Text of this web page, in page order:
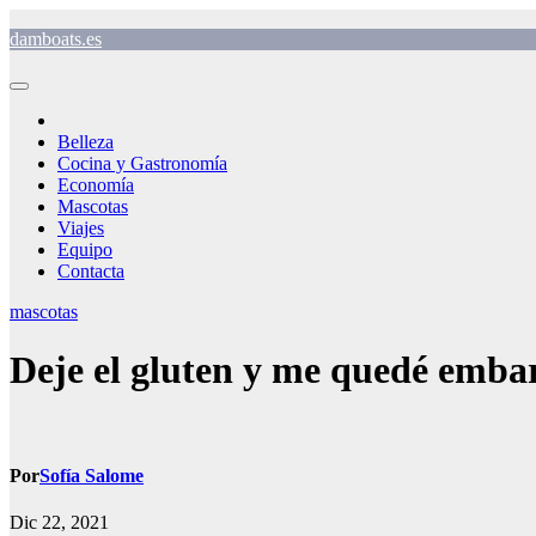
al
damboats.es
Belleza
Cocina y Gastronomía
Economía
Mascotas
Viajes
Equipo
Contacta
mascotas
Deje el gluten y me quedé
PorSofía Salome
Dic 22, 2021